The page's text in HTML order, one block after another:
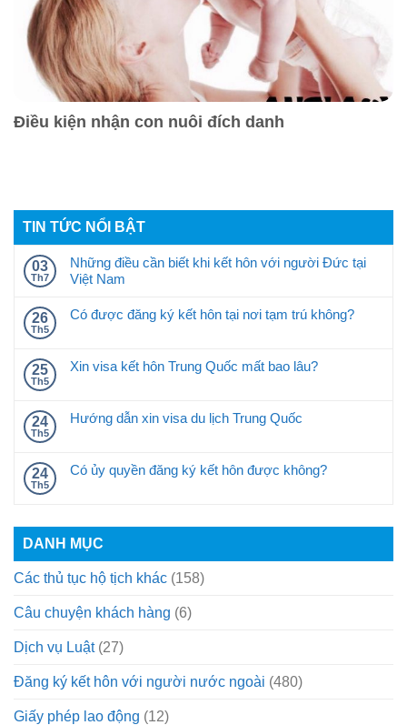
TIN TỨC NỔI BẬT
03
Th7
Những điều cần biết khi kết hôn với người Đức tại
Việt Nam
26
Th5
Có được đăng ký kết hôn tại nơi tạm trú không?
25
Th5
Xin visa kết hôn Trung Quốc mất bao lâu?
24
Th5
Hướng dẫn xin visa du lịch Trung Quốc
24
Th5
Có ủy quyền đăng ký kết hôn được không?
DANH MỤC
Các thủ tục hộ tịch khác (158)
Câu chuyện khách hàng (6)
Dịch vụ Luật(27)
Đăng ký kết hôn với người nước ngoài (480)
Giấy phép lao động (12)
Điều kiện nhận con nuôi đích danh